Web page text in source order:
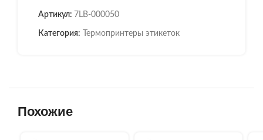
Артикул: 7LB-000050
Категория: Термопринтеры этикеток
Похожие